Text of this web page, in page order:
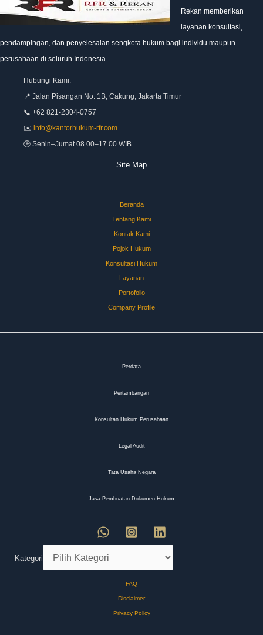
Rekan memberikan
layanan konsultasi,
pendampingan, dan penyelesaian sengketa hukum bagi individu maupun
perusahaan di seluruh Indonesia.
Hubungi Kami:
📍 Jalan Pisangan No. 1B, Cakung, Jakarta Timur
📞 +62 821-2304-0757
✉️ info@kantorhukum-rfr.com
🕒 Senin–Jumat 08.00–17.00 WIB
Site Map
Beranda
Tentang Kami
Kontak Kami
Pojok Hukum
Konsultasi Hukum
Layanan
Portofolio
Company Profile
Perdata
Pertambangan
Konsultan Hukum Perusahaan
Legal Audit
Tata Usaha Negara
Jasa Pembuatan Dokumen Hukum
Kategori
FAQ
Disclaimer
Privacy Policy